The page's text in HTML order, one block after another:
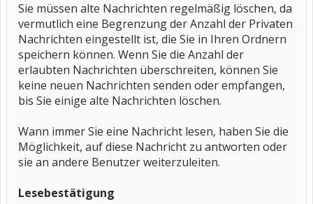
Sie müssen alte Nachrichten regelmäßig löschen, da
vermutlich eine Begrenzung der Anzahl der Privaten
Nachrichten eingestellt ist, die Sie in Ihren Ordnern
speichern können. Wenn Sie die Anzahl der
erlaubten Nachrichten überschreiten, können Sie
keine neuen Nachrichten senden oder empfangen,
bis Sie einige alte Nachrichten löschen.
Wann immer Sie eine Nachricht lesen, haben Sie die
Möglichkeit, auf diese Nachricht zu antworten oder
sie an andere Benutzer weiterzuleiten.
Lesebestätigung